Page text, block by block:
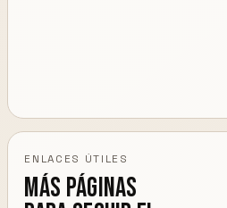
ENLACES ÚTILES
Más páginas